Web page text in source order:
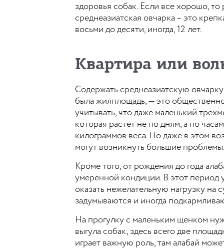
здоровья собак. Если все хорошо,
среднеазиатская овчарка – это
восьми до десяти, иногда, 12 лет.
Квартира или
Содержать среднеазиатскую
была жилплощадь, — это
учитывать, что даже маленький
которая растет не по дням, а по
килограммов веса. Но даже в этом
могут возникнуть большие
Кроме того, от рождения до года
умеренной кондиции. В этот период
оказать нежелательную нагрузку
задумываются и иногда
На прогулку с маленьким щенком
выгула собак, здесь всего две
играет важную роль, там алабай